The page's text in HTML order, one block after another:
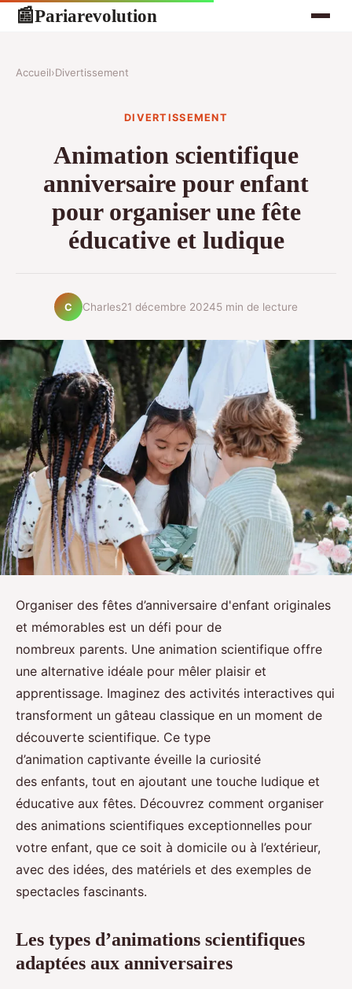
📰Pariarevolution
Accueil›Divertissement
DIVERTISSEMENT
Animation scientifique
anniversaire pour enfant
pour organiser une fête
éducative et ludique
C Charles21 décembre 20245 min de lecture
Organiser des fêtes d’anniversaire d'enfant originales
et mémorables est un défi pour de
nombreux parents. Une animation scientifique offre
une alternative idéale pour mêler plaisir et
apprentissage. Imaginez des activités interactives qui
transforment un gâteau classique en un moment de
découverte scientifique. Ce type
d’animation captivante éveille la curiosité
des enfants, tout en ajoutant une touche ludique et
éducative aux fêtes. Découvrez comment organiser
des animations scientifiques exceptionnelles pour
votre enfant, que ce soit à domicile ou à l’extérieur,
avec des idées, des matériels et des exemples de
spectacles fascinants.
Les types d’animations scientifiques
adaptées aux anniversaires